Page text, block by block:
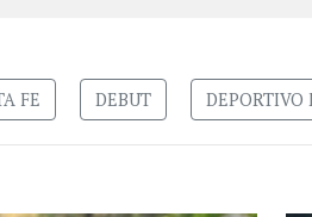
FE DEBUT DEPORTIVO